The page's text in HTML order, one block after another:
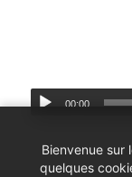
00:00
Bienvenue sur
quelques